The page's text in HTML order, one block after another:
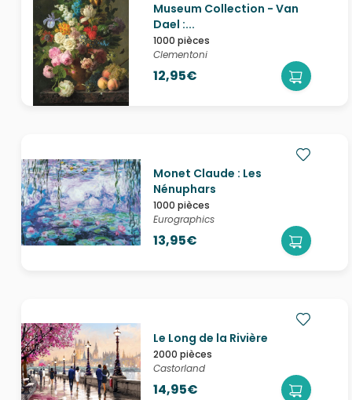
Museum Collection - Van
Dael :...
1000 pièces
Clementoni
12,95€
Monet Claude : Les
Nénuphars
1000 pièces
Eurographics
13,95€
Le Long de la Rivière
2000 pièces
Castorland
14,95€